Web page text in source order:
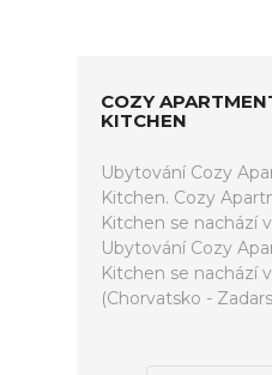
COZY
KITCHEN
Ubytování Cozy
Kitchen. Cozy
Kitchen se nachází
Ubytování Cozy
Kitchen se nachází
(Chorvatsko -